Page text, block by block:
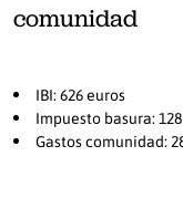
comunidad
IBI: 626 euros
Impuesto basura:
Gastos comunidad: